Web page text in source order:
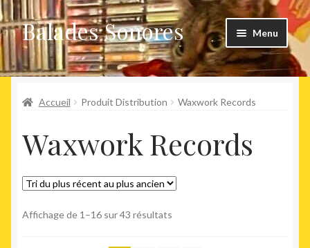
Aller
à
la
navigation
Aller
au
contenu
Balades Sonores Menu
Boutique
Nouveaux arrivages
Précommandes
Agenda
Accueil Produit Distribution Waxwork Records
Waxwork Records
Affichage de 1–16 sur 43 résultats